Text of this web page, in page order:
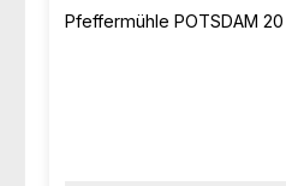
Pfeffermühle POTSDAM